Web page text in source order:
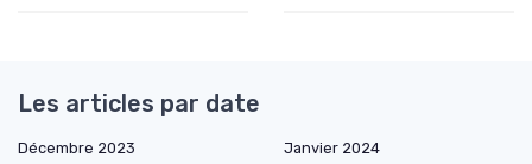
Les articles par date
Décembre 2023
Janvier 2024